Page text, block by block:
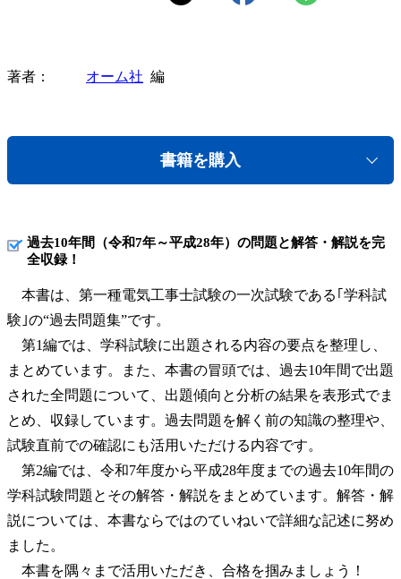
著者 オーム社 編
書籍を購入
過去10年間（令和7年～平成28年）の問題と解答・解説を完
全収録！
本書は、第一種電気工事士試験の一次試験である｢学科試
験｣の“過去問題集”です。
第1編では、学科試験に出題される内容の要点を整理し、
まとめています。また、本書の冒頭では、過去10年間で出題
された全問題について、出題傾向と分析の結果を表形式でま
とめ、収録しています。過去問題を解く前の知識の整理や、
試験直前での確認にも活用いただける内容です。
第2編では、令和7年度から平成28年度までの過去10年間の
学科試験問題とその解答・解説をまとめています。解答・解
説については、本書ならではのていねいで詳細な記述に努め
ました。
本書を隅々まで活用いただき、合格を掴みましょう！